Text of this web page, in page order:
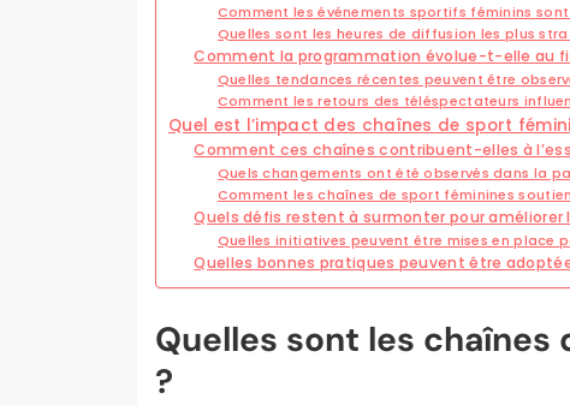
Comment les événements sportifs féminins
Quelles sont les heures de diffusion les plus
Comment la programmation évolue-t-elle au
Quelles tendances récentes peuvent être
Comment les retours des téléspectateurs
Quel est l’impact des chaînes de sport
Comment ces chaînes contribuent-elles à
Quels changements ont été observés dans la
Comment les chaînes de sport féminines
Quels défis restent à surmonter pour
Quelles initiatives peuvent être mises en place
Quelles bonnes pratiques peuvent être
Quelles sont les
?